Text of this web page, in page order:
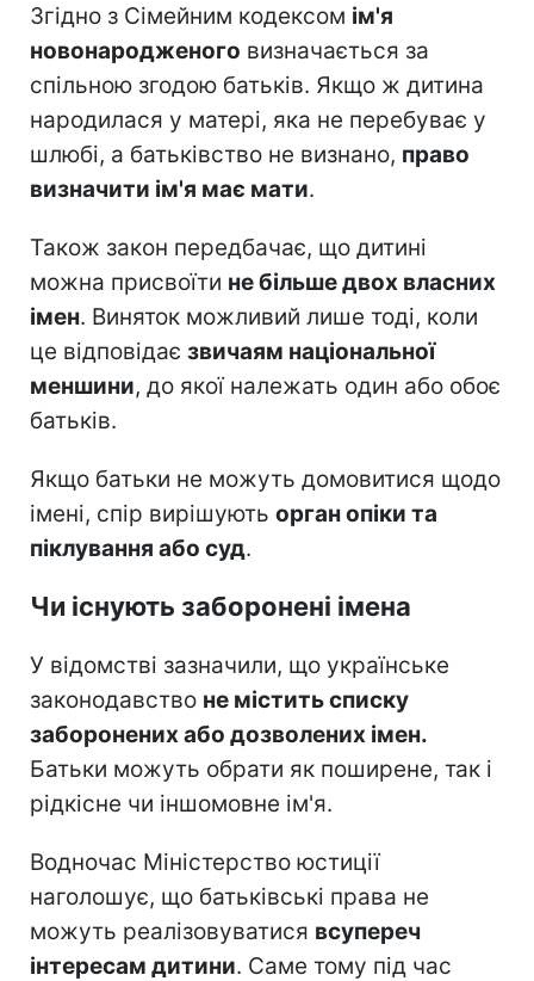
Згідно з Сімейним кодексом ім'я
новонародженого визначається за
спільною згодою батьків. Якщо ж дитина
народилася у матері, яка не перебуває у
шлюбі, а батьківство не визнано, право
визначити ім'я має мати.
Також закон передбачає, що дитині
можна присвоїти не більше двох власних
імен. Виняток можливий лише тоді, коли
це відповідає звичаям національної
меншини, до якої належать один або обоє
батьків.
Якщо батьки не можуть домовитися щодо
імені, спір вирішують орган опіки та
піклування або суд.
Чи існують заборонені імена
У відомстві зазначили, що українське
законодавство не містить списку
заборонених або дозволених імен.
Батьки можуть обрати як поширене, так і
рідкісне чи іншомовне ім'я.
Водночас Міністерство юстиції
наголошує, що батьківські права не
можуть реалізовуватися всупереч
інтересам дитини. Саме тому під час